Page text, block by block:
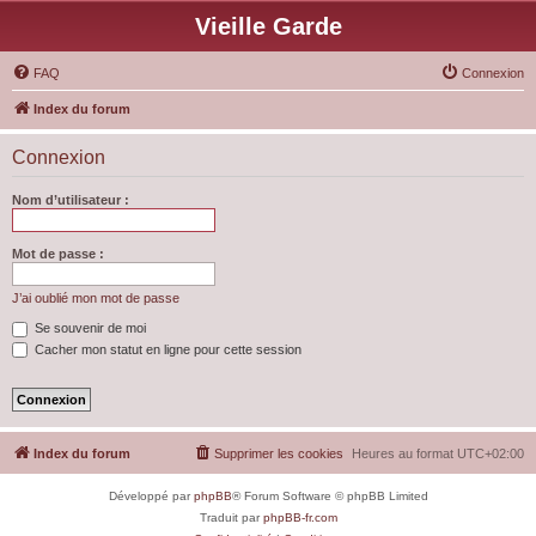
Vieille Garde
FAQ Connexion
Index du forum
Connexion
Nom d’utilisateur :
Mot de passe :
J’ai oublié mon mot de passe
Se souvenir de moi
Cacher mon statut en ligne pour cette session
Index du forum Heures au format UTC+02:00
Supprimer les cookies
Développé parphpBB® Forum Software © phpBB Limited
Traduit parphpBB-fr.com